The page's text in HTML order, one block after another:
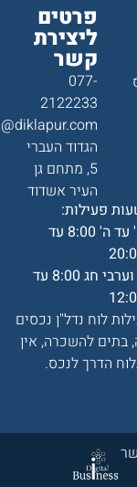
פרטים
ליצירת
קשר
077-
2122233
הגדוד העברי
5, מתחם גן
העיר אשדוד
פעילות:
א' עד ה' 8:00 עד
ו' וערבי חג 8:00 עד
לוח נדל"ן נכסים
בתים להשכרה, אין
הדרך לנכס.